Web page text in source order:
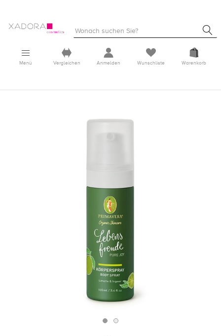
Menü Vergleichen Anmelden Wunschliste Warenkorb